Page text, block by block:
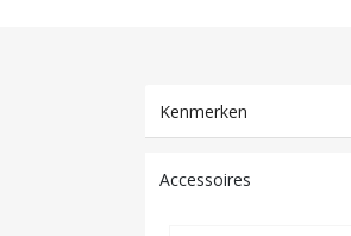
Kenmerken
Accessoires